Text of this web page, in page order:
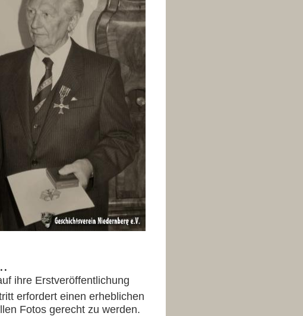
ihre Erstveröffentlichung
erfordert einen erheblichen
Fotos gerecht zu werden.